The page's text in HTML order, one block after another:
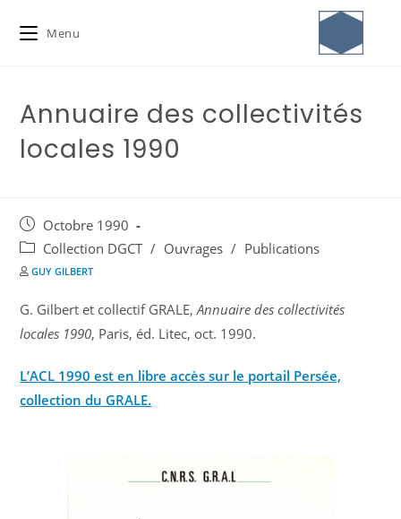
Menu
Annuaire des collectivités
locales 1990
Octobre 1990
Collection DGCT / Ouvrages / Publications
GUY GILBERT
G. Gilbert et collectif GRALE,Annuaire des collectivités
locales 1990, Paris, éd. Litec, oct. 1990.
L’ACL 1990 est en libre accès sur le portail Persée,
collection du GRALE.